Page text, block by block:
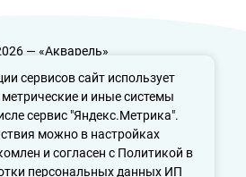
сервисов сайт использует
и иные системы
сервис "Яндекс.Метрика".
можно в настройках
и согласен с Политикой в
персональных данных ИП
— «Акварель»
конфиденциальности